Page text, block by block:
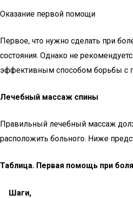
Оказание первой помощи
Первое, что нужно сделать при
состояния. Однако не
эффективным способом борьбы с
Лечебный массаж спины
Правильный лечебный массаж
расположить больного. Ниже
Таблица. Первая помощь при
Шаги,